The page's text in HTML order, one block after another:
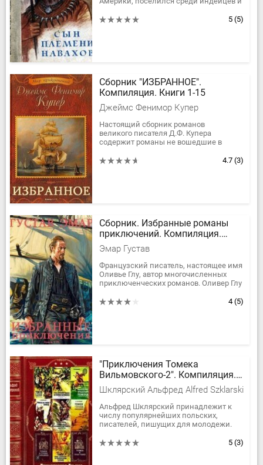
повестях он рассказал о...
5 (5)
Сборник "ИЗБРАННОЕ".
Компиляция. Книги 1-15
Джеймс Фенимор Купер
Настоящий сборник романов
великого писателя Д.Ф. Купера
содержит романы не вошедшие в
из печати. Это первая попытка
4.7 (3)
Сборник. Избранные романы
приключений. Компиляция.
Книги 1-25
Эмар Густав
Французский писатель, настоящее имя
Оливье Глу, автор многочисленных
приключенческих романов. Оливер Глу
Став юношей, Оливер...
4 (5)
"Приключения Томека
Вильмовского-2". Компиляция.
Книги 6-8
Шклярский Альфред Alfred Szklarski
Альфред Шклярский принадлежит к
числу популярнейших польских,
писателей, пишущих для молодежи.
полюбился, цикл приключенческих5 (3)